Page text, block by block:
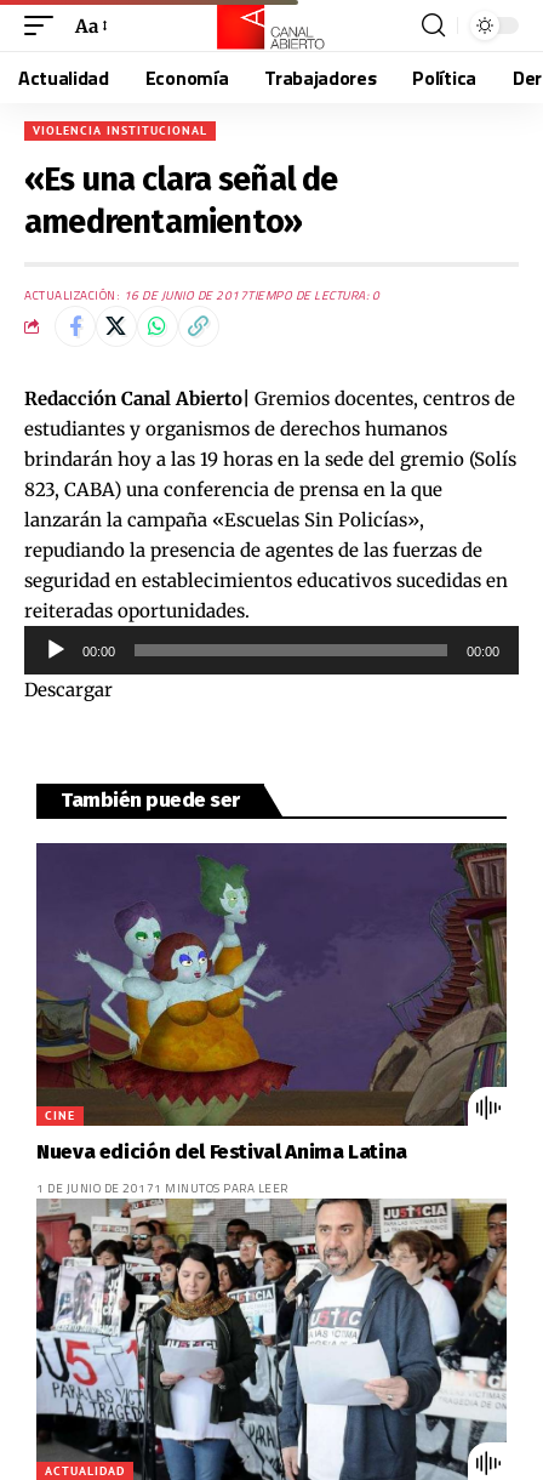
Aa
Actualidad Economía Trabajadores Política
VIOLENCIA INSTITUCIONAL
«Es una clara señal de
amedrentamiento»
ACTUALIZACIÓN: 16 DE JUNIO DE 2017TIEMPO DE LECTURA: 0
Redacción Canal Abierto| Gremios docentes, centros de
estudiantes y organismos de derechos humanos
brindarán hoy a las 19 horas en la sede del gremio (Solís
823, CABA) una conferencia de prensa en la que
lanzarán la campaña «Escuelas Sin Policías»,
repudiando la presencia de agentes de las fuerzas de
seguridad en establecimientos educativos sucedidas en
reiteradas oportunidades.
Reproductor
de
audio
00:00 00:00
Descargar
También puede ser
CINE
Nueva edición del Festival Anima Latina
1 DE JUNIO DE 20171 MINUTOS PARA LEER
ACTUALIDAD